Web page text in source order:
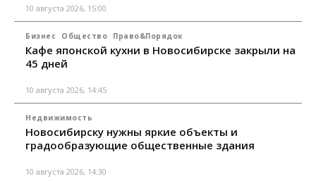
10 августа 2026, 15:00
Бизнес Общество Право&Порядок
Кафе японской кухни в Новосибирске закрыли на
45 дней
10 августа 2026, 14:45
Недвижимость
Новосибирску нужны яркие объекты и
градообразующие общественные здания
10 августа 2026, 14:30